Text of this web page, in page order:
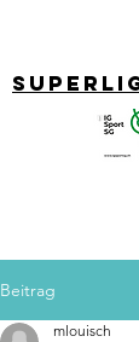
Beitrag
mlouisch